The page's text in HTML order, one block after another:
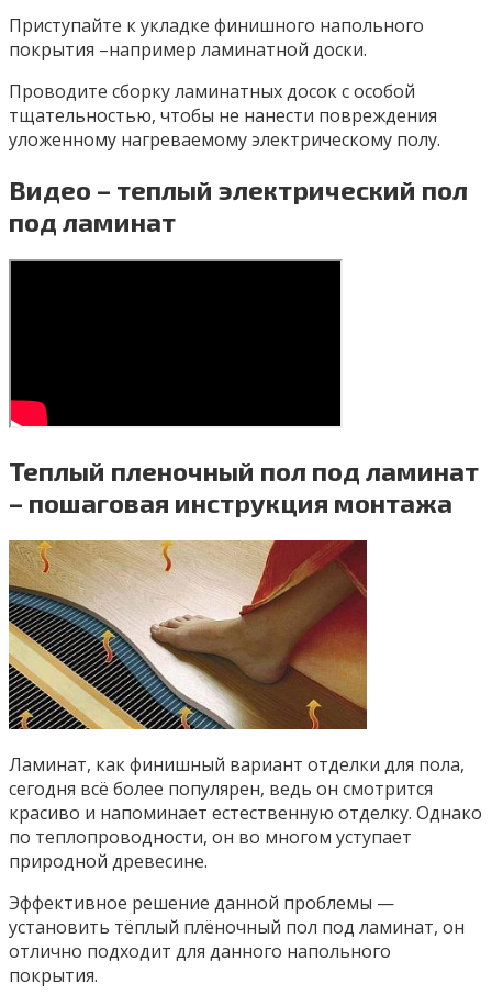
Приступайте к укладке финишного напольного
покрытия –например ламинатной доски.
Проводите сборку ламинатных досок с особой
тщательностью, чтобы не нанести повреждения
уложенному нагреваемому электрическому полу.
Видео – теплый электрический пол
под ламинат
Теплый пленочный пол под ламинат
– пошаговая инструкция монтажа
Ламинат, как финишный вариант отделки для пола,
сегодня всё более популярен, ведь он смотрится
красиво и напоминает естественную отделку. Однако
по теплопроводности, он во многом уступает
природной древесине.
Эффективное решение данной проблемы —
установить тёплый плёночный пол под ламинат, он
отлично подходит для данного напольного
покрытия.